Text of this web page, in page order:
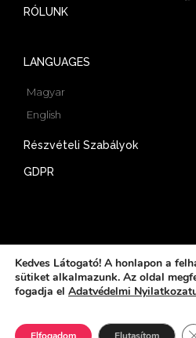
RÓLUNK
LANGUAGES
Magyar
English
Részvételi Szabályok
GDPR
© 2022 Keep Swinging |
Website by
Kedves Látogató! A honlapon a
sütiket alkalmazunk. Az oldal
fogadja el Adatvédelmi